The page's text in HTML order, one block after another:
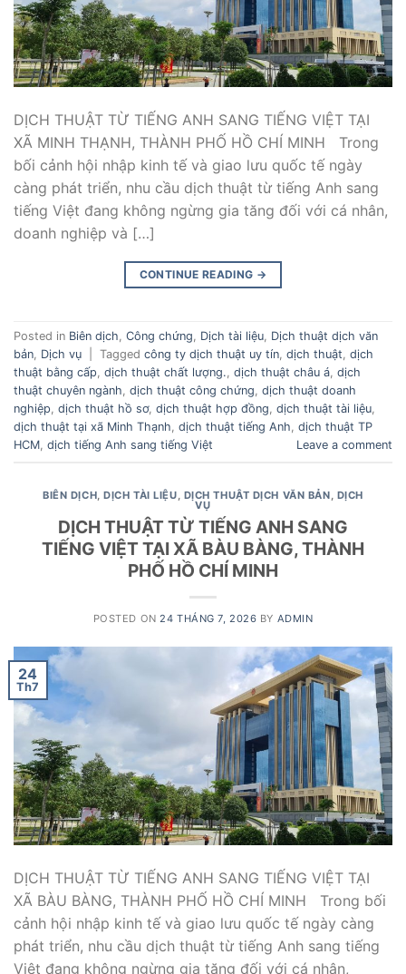
DỊCH THUẬT TỪ TIẾNG ANH SANG TIẾNG VIỆT TẠI
XÃ MINH THẠNH, THÀNH PHỐ HỒ CHÍ MINH Trong
bối cảnh hội nhập kinh tế và giao lưu quốc tế ngày
càng phát triển, nhu cầu dịch thuật từ tiếng Anh sang
tiếng Việt đang không ngừng gia tăng đối với cá nhân,
doanh nghiệp và […]
CONTINUE READING →
Posted in Biên dịch, Công chứng, Dịch tài liệu, Dịch thuật dịch văn
bản, Dịch vụ Tagged công ty dịch thuật uy tín, dịch thuật, dịch
thuật bằng cấp, dịch thuật chất lượng., dịch thuật châu á, dịch
thuật chuyên ngành, dịch thuật công chứng, dịch thuật doanh
nghiệp, dịch thuật hồ sơ, dịch thuật hợp đồng, dịch thuật tài liệu,
dịch thuật tại xã Minh Thạnh, dịch thuật tiếng Anh, dịch thuật TP
HCM, dịch tiếng Anh sang tiếng Việt Leave a comment
BIÊN DỊCH,DỊCH TÀI LIỆU, DỊCH THUẬT DỊCH VĂN BẢN, DỊCH
VỤ
DỊCH THUẬT TỪ TIẾNG ANH SANG
TIẾNG VIỆT TẠI XÃ BÀU BÀNG, THÀNH
PHỐ HỒ CHÍ MINH
POSTED ON 24 THÁNG 7, 2026 BY ADMIN
24
Th7
DỊCH THUẬT TỪ TIẾNG ANH SANG TIẾNG VIỆT TẠI
XÃ BÀU BÀNG, THÀNH PHỐ HỒ CHÍ MINH Trong bối
cảnh hội nhập kinh tế và giao lưu quốc tế ngày càng
phát triển, nhu cầu dịch thuật từ tiếng Anh sang tiếng
Việt đang không ngừng gia tăng đối với cá nhân,